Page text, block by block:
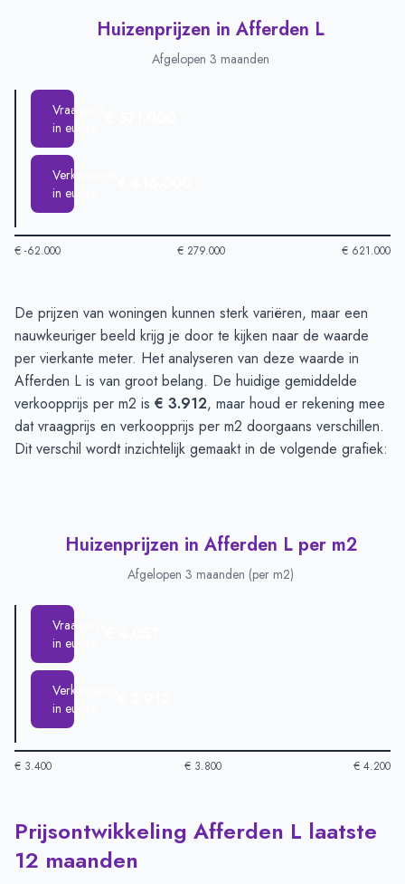
Huizenprijzen in Afferden L
Afgelopen 3 maanden
Vraagprijs
in euro's
Verkoopprijs
in euro's
€ -62.000 € 279.000 € 621.000
Huizenprijzen in Afferden L-Afgelopen 3 maanden
Type
Bedrag
Vraagprijs in euro's
€ 571.000
Verkoopprijs in euro's
€ 416.000
De prijzen van woningen kunnen sterk variëren, maar een
nauwkeuriger beeld krijg je door te kijken naar de waarde
per vierkante meter. Het analyseren van deze waarde in
Afferden L is van groot belang. De huidige gemiddelde
verkoopprijs per m2 is € 3.912, maar houd er rekening mee
dat vraagprijs en verkoopprijs per m2 doorgaans verschillen.
Dit verschil wordt inzichtelijk gemaakt in de volgende grafiek:
Huizenprijzen in Afferden L per m2
Afgelopen 3 maanden (per m2)
Vraagprijs
in euro's
Verkoopprijs
in euro's
€ 3.400 € 3.800 € 4.200
Huizenprijzen in Afferden L per m2-Afgelopen 3 maanden
Type
Vraagprijs in euro's
Prijsontwikkeling Afferden L laatste
12 maanden